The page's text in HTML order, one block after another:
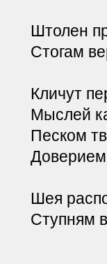
Штолен
Стогам
Кличут
Мыслей
Песком
Шея
Ступням